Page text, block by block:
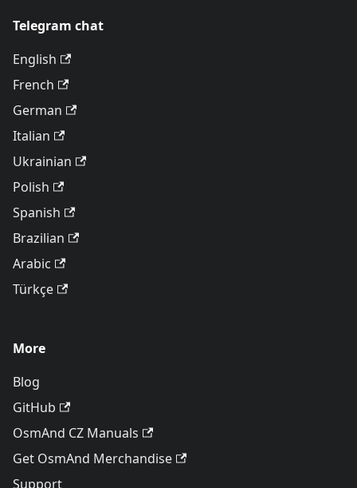
Telegram chat
English
French
German
Italian
Ukrainian
Polish
Spanish
Brazilian
Arabic
Türkçe
More
Blog
GitHub
OsmAnd CZ Manuals
Get OsmAnd Merchandise
Support